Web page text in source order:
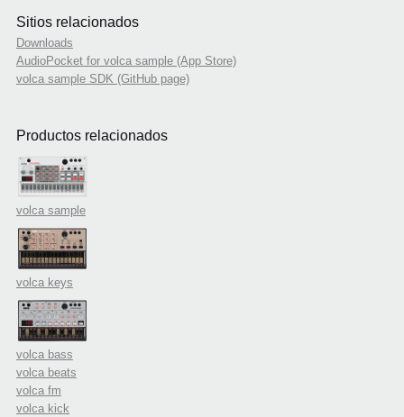
Sitios relacionados
Downloads
AudioPocket for volca sample (App Store)
volca sample SDK (GitHub page)
Productos relacionados
volca sample
volca keys
volca bass
volca beats
volca fm
volca kick